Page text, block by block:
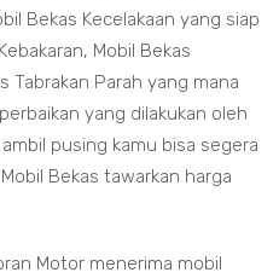
Bekas Kecelakaan yang siap
Mobil Bekas
Tabrakan Parah yang mana
yang dilakukan oleh
pusing kamu bisa segera
Bekas tawarkan harga
Motor menerima mobil